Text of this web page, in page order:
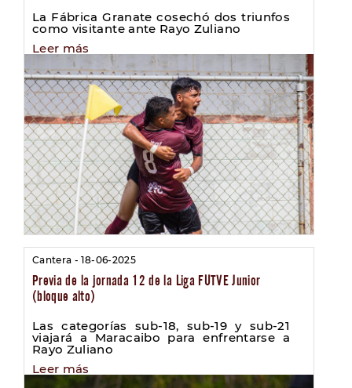
La Fábrica Granate cosechó dos triunfos
como visitante ante Rayo Zuliano
Leer más
Cantera - 18-06-2025
Previa de la jornada 12 de la Liga FUTVE Junior
(bloque alto)
Las categorías sub-18, sub-19 y sub-21
viajará a Maracaibo para enfrentarse a
Rayo Zuliano
Leer más